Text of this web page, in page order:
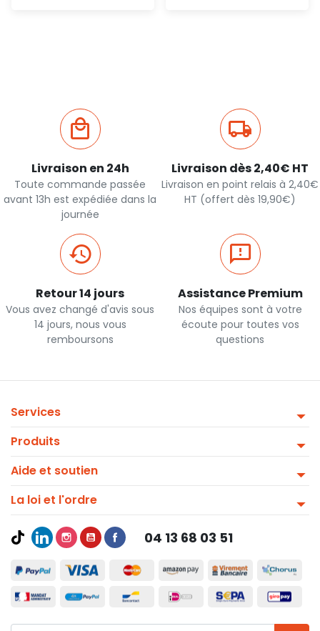
Livraison en 24h
Toute commande passée
avant 13h est expédiée dans la
journée
Livraison dès 2,40€ HT
Livraison en point relais à 2,40€
HT (offert dès 19,90€)
Retour 14 jours
Vous avez changé d'avis sous
14 jours, nous vous
remboursons
Assistance Premium
Nos équipes sont à votre
écoute pour toutes vos
questions
Services
Produits
Aide et soutien
La loi et l'ordre
04 13 68 03 51